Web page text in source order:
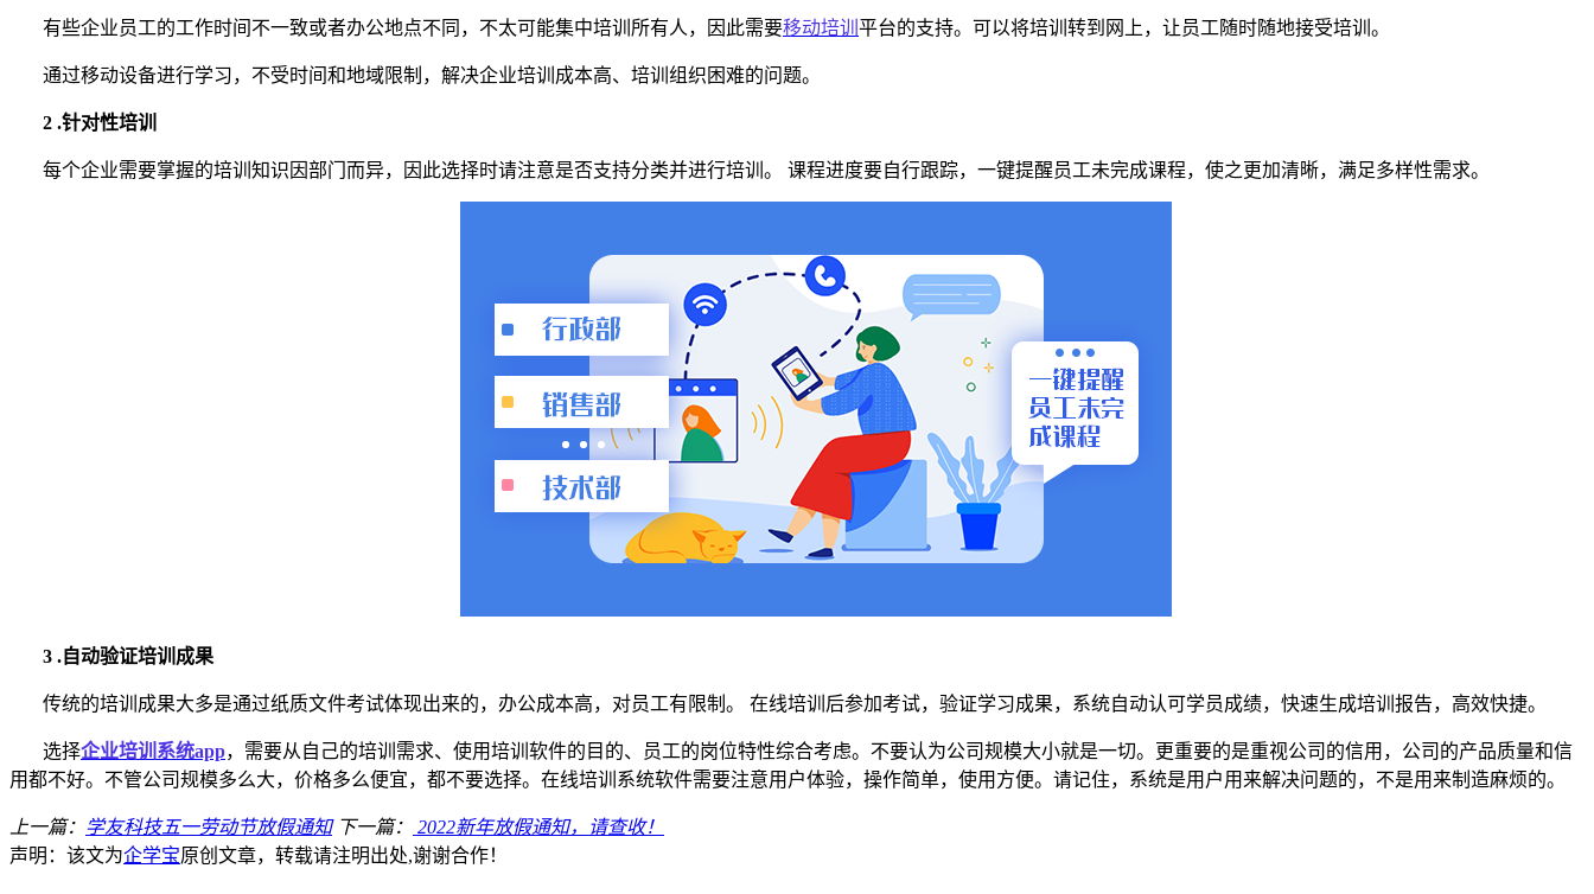
有些企业员工的工作时间不一致或者办公地点不同，不太可能集中培训所有人，因此需要移动培训 平台的支持。可以将培训转到网上，让员工随时随地接受培训。
通过移动设备进行学习，不受时间和地域限制，解决企业培训成本高、培训组织困难的问题。
2 .针对性培训
每个企业需要掌握的培训知识因部门而异，因此选择时请注意是否支持分类并进行培训。 课程进度要自行跟踪，一键提醒员工未完成课程，使之更加清晰，满足多样性需求。
3 .自动验证培训成果
传统的培训成果大多是通过纸质文件考试体现出来的，办公成本高，对员工有限制。 在线培训后参加考试，验证学习成果，系统自动认可学员成绩，快速生成培训报告，高效快捷。
选择企业培训系统app，需要从自己的培训需求、使用培训软件的目的、员工的岗位特性综合考虑。不要认为公司规模大小就是一切。更重要的是重视公司的信用，公司的产品质量和信
用都不好。不管公司规模多么大，价格多么便宜，都不要选择。在线培训系统软件需要注意用户体验，操作简单，使用方便。请记住，系统是用户用来解决问题的，不是用来制造麻烦的。
上一篇： 学友科技五一劳动节放假通知 下一篇：
2022新年放假通知，请查收！
声明：该文为企学宝原创文章，转载请注明出处,谢谢合作！